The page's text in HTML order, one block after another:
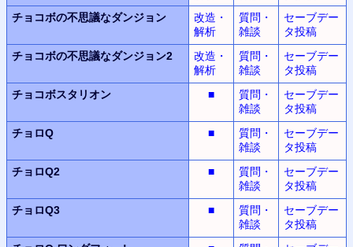
チョコボの不思議なダンジョン
改造・
解析
質問・
雑談
セーブデー
タ投稿
チョコボの不思議なダンジョン2
改造・
解析
質問・
雑談
セーブデー
タ投稿
チョコボスタリオン
■
質問・
雑談
セーブデー
タ投稿
チョロQ
■
質問・
雑談
セーブデー
タ投稿
チョロQ2
■
質問・
雑談
セーブデー
タ投稿
チョロQ3
■
質問・
雑談
セーブデー
タ投稿